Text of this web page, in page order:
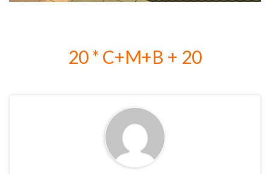
20 * C+M+B + 20